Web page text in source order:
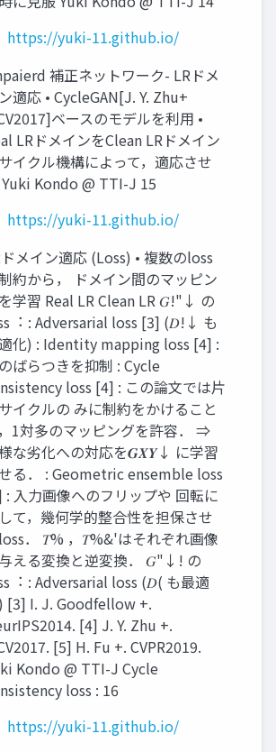
https://yuki-11.github.io/
補正ネットワーク- LRドメ
適応 • CycleGAN[J. Y. Zhu+
ベースのモデルを利⽤ •
LRドメインをClean LRドメイン
イクル機構によって，適応させ
Yuki Kondo @ TTI-J 15
https://yuki-11.github.io/
メイン適応 (Loss) • 複数のloss
約から， ドメイン間のマッピン
学習 Real LR Clean LR 𝐺!"↓ の
: Adversarial loss [3] (𝐷!↓ も
化) : Identity mapping loss [4] :
ばらつきを抑制 : Cycle
loss [4] : この論⽂では⽚
イクルの みに制約をかけること
1対多のマッピングを許容． ⇒
な劣化への対応を𝑮𝑿𝒀↓ に学習
る． : Geometric ensemble loss
: ⼊⼒画像へのフリップや 回転に
て，幾何学的整合性を担保させ
． 𝑇% ，𝑇%&'はそれぞれ画像
える変換と逆変換． 𝐺"↓! の
: Adversarial loss (𝐷( も最適
[3] I. J. Goodfellow +.
[4] J. Y. Zhu +.
[5] H. Fu +. CVPR2019.
Kondo @ TTI-J Cycle
loss : 16
https://yuki-11.github.io/